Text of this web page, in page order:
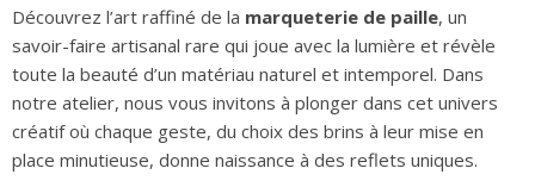
Découvrez l’art raffiné de la marqueterie de paille, un
savoir-faire artisanal rare qui joue avec la lumière et révèle
toute la beauté d’un matériau naturel et intemporel. Dans
notre atelier, nous vous invitons à plonger dans cet univers
créatif où chaque geste, du choix des brins à leur mise en
place minutieuse, donne naissance à des reflets uniques.